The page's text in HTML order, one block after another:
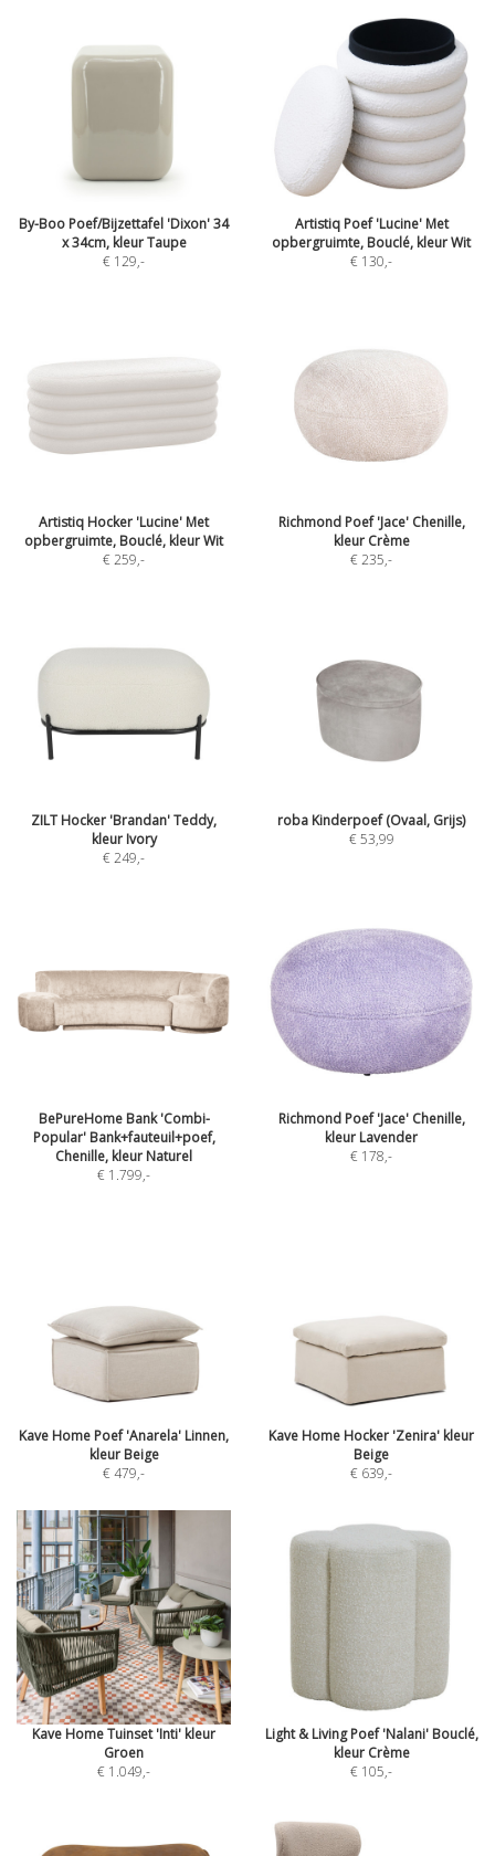
By-Boo Poef/Bijzettafel 'Dixon' 34
x 34cm, kleur Taupe
€ 129,-
Artistiq Poef 'Lucine' Met
opbergruimte, Bouclé, kleur Wit
€ 130,-
Artistiq Hocker 'Lucine' Met
opbergruimte, Bouclé, kleur Wit
€ 259,-
Richmond Poef 'Jace' Chenille,
kleur Crème
€ 235,-
ZILT Hocker 'Brandan' Teddy,
kleur Ivory
€ 249,-
roba Kinderpoef (Ovaal, Grijs)
€ 53,99
BePureHome Bank 'Combi-
Popular' Bank+fauteuil+poef,
Chenille, kleur Naturel
€ 1.799,-
Richmond Poef 'Jace' Chenille,
kleur Lavender
€ 178,-
Kave Home Poef 'Anarela' Linnen,
kleur Beige
€ 479,-
Kave Home Hocker 'Zenira' kleur
Beige
€ 639,-
Kave Home Tuinset 'Inti' kleur
Groen
€ 1.049,-
Light & Living Poef 'Nalani' Bouclé,
kleur Crème
€ 105,-